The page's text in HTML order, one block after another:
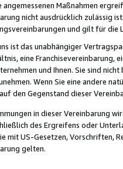
Maßnahmen
nicht ausdrücklich zulässig
und gilt für die
ist das unabhängiger
eine Franchisevereinbarung,
und Ihnen. Sie sind
Wenn Sie eine andere
den Gegenstand dieser
in dieser Vereinbarung
des Ergreifens oder
mit US-Gesetzen, Vorschriften,
gelten.